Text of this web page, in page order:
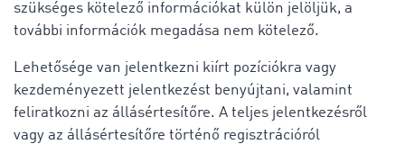
szükséges kötelező információkat külön jelöljük, a
további információk megadása nem kötelező.
Lehetősége van jelentkezni kiírt pozíciókra vagy
kezdeményezett jelentkezést benyújtani, valamint
feliratkozni az állásértesítőre. A teljes jelentkezésről
vagy az állásértesítőre történő regisztrációról